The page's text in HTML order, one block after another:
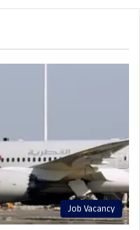
Job Vacancy